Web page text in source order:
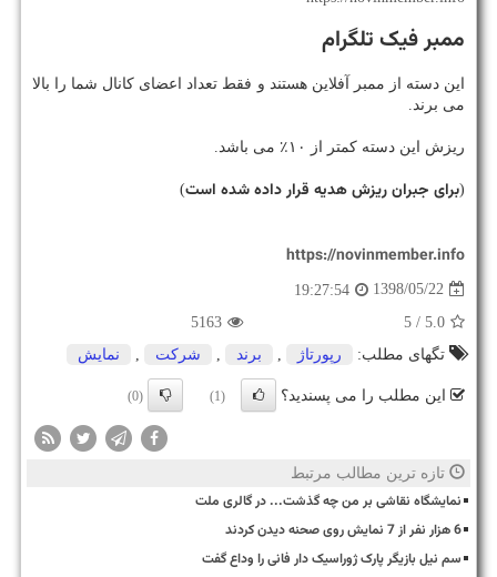
ممبر فیک تلگرام
این دسته از ممبر آفلاین هستند و فقط تعداد اعضای کانال شما را بالا
می برند.
ریزش این دسته کمتر از ۱۰٪ می باشد.
(برای جبران ریزش هدیه قرار داده شده است)
https://novinmember.info
1398/05/22
19:27:54
5.0
/ 5
5163
تگهای مطلب:
رپورتاژ , برند , شركت , نمایش
این مطلب را می پسندید؟ (1)
(0)
تازه ترین مطالب مرتبط
نمایشگاه نقاشی بر من چه گذشت... در گالری ملت
6 هزار نفر از 7 نمایش روی صحنه دیدن کردند
سم نیل بازیگر پارک ژوراسیک دار فانی را وداع گفت